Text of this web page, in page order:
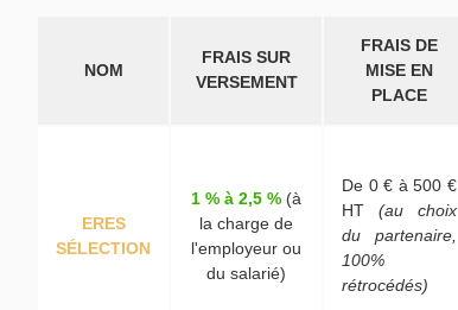
NOM
FRAIS SUR
VERSEMENT
FRAIS DE
MISE EN
PLACE
ERES
SÉLECTION
1 % à 2,5 % (à
la charge de
l'employeur ou
du salarié)
De 0 € à 500 €
HT (au choix
du partenaire,
100%
rétrocédés)